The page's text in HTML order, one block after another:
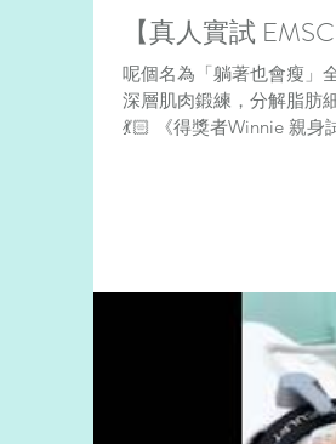
【真人實試
呢個名為「躺著也會瘦」
深層肌肉鍛練，分解脂肪
💃🏻 《得獎者Winnie 親